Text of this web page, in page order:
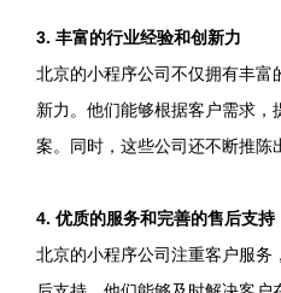
3. 丰富的行业经验和创新力
北京的小程序公司不仅拥有丰富
新力。他们能够根据客户需求，
案。同时，这些公司还不断推陈
4. 优质的服务和完善的售后支持
北京的小程序公司注重客户服务